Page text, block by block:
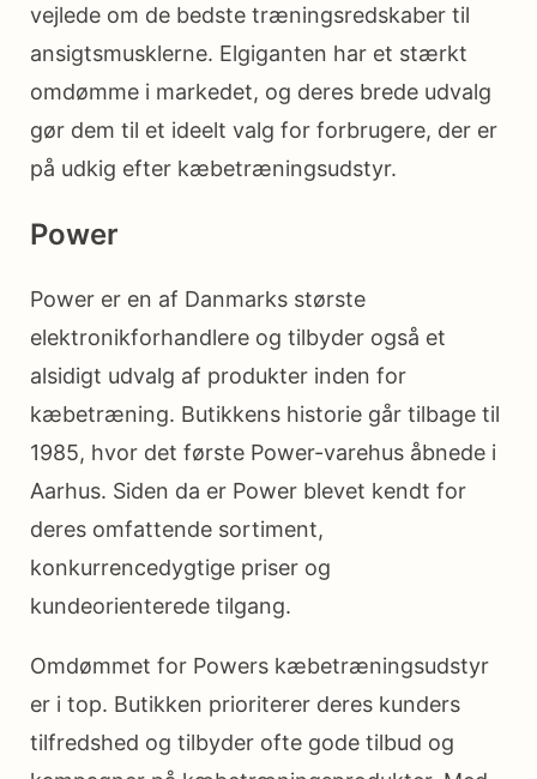
vejlede om de bedste træningsredskaber til
ansigtsmusklerne. Elgiganten har et stærkt
omdømme i markedet, og deres brede udvalg
gør dem til et ideelt valg for forbrugere, der er
på udkig efter kæbetræningsudstyr.
Power
Power er en af Danmarks største
elektronikforhandlere og tilbyder også et
alsidigt udvalg af produkter inden for
kæbetræning. Butikkens historie går tilbage til
1985, hvor det første Power-varehus åbnede i
Aarhus. Siden da er Power blevet kendt for
deres omfattende sortiment,
konkurrencedygtige priser og
kundeorienterede tilgang.
Omdømmet for Powers kæbetræningsudstyr
er i top. Butikken prioriterer deres kunders
tilfredshed og tilbyder ofte gode tilbud og